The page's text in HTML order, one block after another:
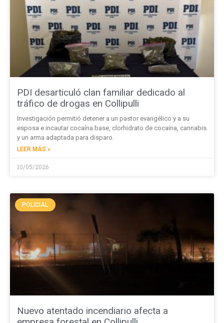
PDI desarticuló clan familiar dedicado al
tráfico de drogas en Collipulli
Investigación permitió detener a un pastor evangélico y a su
esposa e incautar cocaína base, clorhidrato de cocaína, cannabis
y un arma adaptada para disparo.
LEER MÁS »
10/05/2026
POLICIAL
Nuevo atentado incendiario afecta a